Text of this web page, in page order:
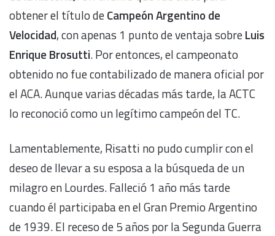
obtener el título deCampeón Argentino de
Velocidad, con apenas 1 punto de ventaja sobreLuis
Enrique Brosutti. Por entonces, el campeonato
obtenido no fue contabilizado de manera oficial por
el ACA. Aunque varias décadas más tarde, la ACTC
lo reconoció como un legítimo campeón del TC.
Lamentablemente, Risatti no pudo cumplir con el
deseo de llevar a su esposa a la búsqueda de un
milagro en Lourdes. Falleció 1 año más tarde
cuando él participaba en el Gran Premio Argentino
de 1939. El receso de 5 años por la Segunda Guerra